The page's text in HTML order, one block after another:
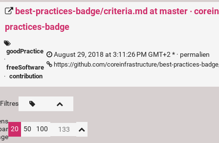
best-practices-badge/criteria.md at master ·
practices-badge
goodPractice
·
freeSoftware
· contribution
August 29, 2018 at 3:11:26 PM GMT+2 * · permalien
https://github.com/coreinfrastructure/best-practices-
Filtres
20 50 100